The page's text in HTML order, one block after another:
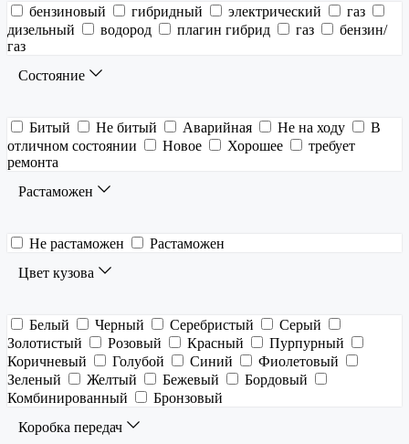
бензиновый гибридный электрический
газ
дизельный
водород плагин гибрид газ
бензин/
газ
Состояние
Битый Не битый Аварийная Не на ходу
В
отличном состоянии
Новое Хорошее
требует
ремонта
Растаможен
Не растаможен
Растаможен
Цвет кузова
Белый Черный Серебристый
Серый
Золотистый
Розовый Красный
Пурпурный
Коричневый
Голубой Синий
Фиолетовый
Зеленый
Желтый Бежевый
Бордовый
Комбинированный
Бронзовый
Коробка передач